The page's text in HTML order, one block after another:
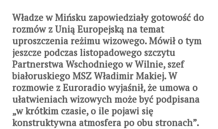
Władze w Mińsku zapowiedziały gotowość do
rozmów z Unią Europejską na temat
uproszczenia reżimu wizowego. Mówił o tym
jeszcze podczas listopadowego szczytu
Partnerstwa Wschodniego w Wilnie, szef
białoruskiego MSZ Władimir Makiej. W
rozmowie z Euroradio wyjaśnił, że umowa o
ułatwieniach wizowych może być podpisana
„w krótkim czasie, o ile pojawi się
konstruktywna atmosfera po obu stronach”.